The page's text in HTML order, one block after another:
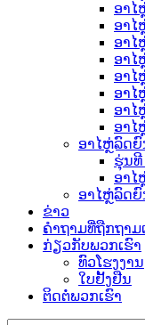
ອາໄ
ອາໄ
ອາໄ
ອາໄ
ອາໄ
ອາໄ
ອາໄ
ອາໄ
ອາໄຫຼ່ລົດຍົ
ຮຸ່ນທີ
ອາໄ
ອາໄຫຼ່ລົດຍົ
ຂ່າວ
ຄຳຖາມທີ່ຖືກຖາມ
ກ່ຽວກັບພວກເຮົາ
ທົວໂຮງງານ
ໃບຢັ້ງຢືນ
ຕິດຕໍ່ພວກເຮົາ